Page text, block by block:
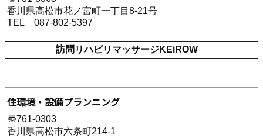
香川県高松市花ノ宮町一丁目8-21号
TEL 087-802-5397
訪問リハビリマッサージKEiROW
住環境・設備プランニング
〠761-0303
香川県高松市六条町214-1